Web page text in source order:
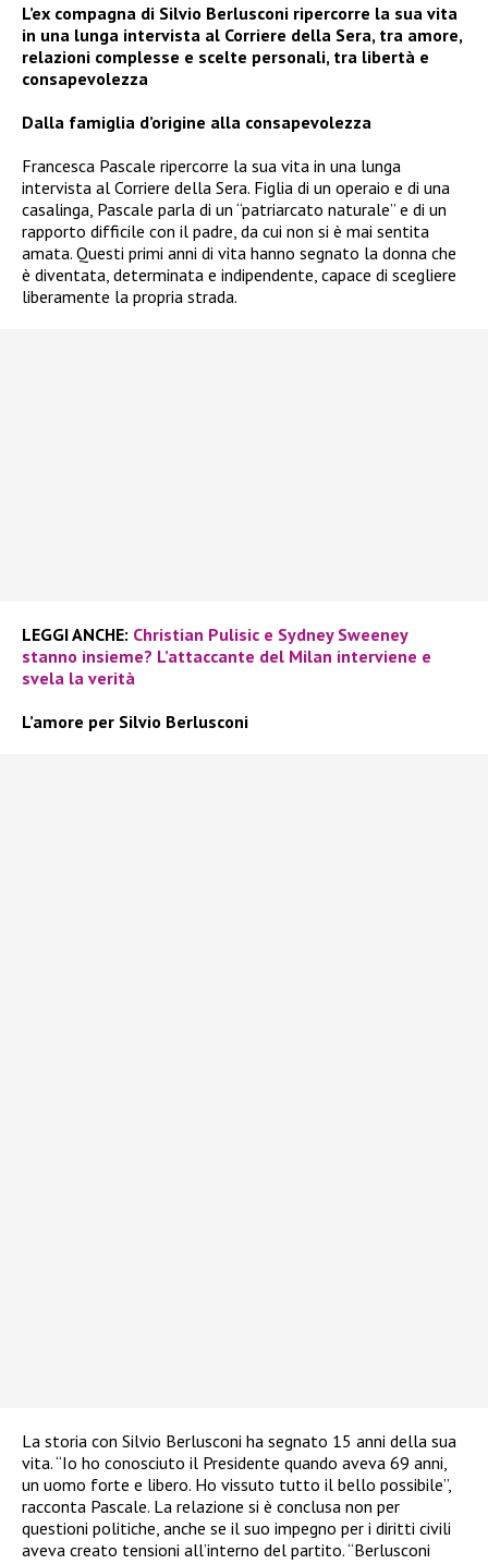
L’ex compagna di Silvio Berlusconi ripercorre la sua vita
in una lunga intervista al Corriere della Sera, tra amore,
relazioni complesse e scelte personali, tra libertà e
consapevolezza
Dalla famiglia d’origine alla consapevolezza
Francesca Pascale ripercorre la sua vita in una lunga
intervista al Corriere della Sera. Figlia di un operaio e di una
casalinga, Pascale parla di un “patriarcato naturale” e di un
rapporto difficile con il padre, da cui non si è mai sentita
amata. Questi primi anni di vita hanno segnato la donna che
è diventata, determinata e indipendente, capace di scegliere
liberamente la propria strada.
LEGGI ANCHE: Christian Pulisic e Sydney Sweeney
stanno insieme? L’attaccante del Milan interviene e
svela la verità
L’amore per Silvio Berlusconi
La storia con Silvio Berlusconi ha segnato 15 anni della sua
vita. “Io ho conosciuto il Presidente quando aveva 69 anni,
un uomo forte e libero. Ho vissuto tutto il bello possibile”,
racconta Pascale. La relazione si è conclusa non per
questioni politiche, anche se il suo impegno per i diritti civili
aveva creato tensioni all’interno del partito. “Berlusconi